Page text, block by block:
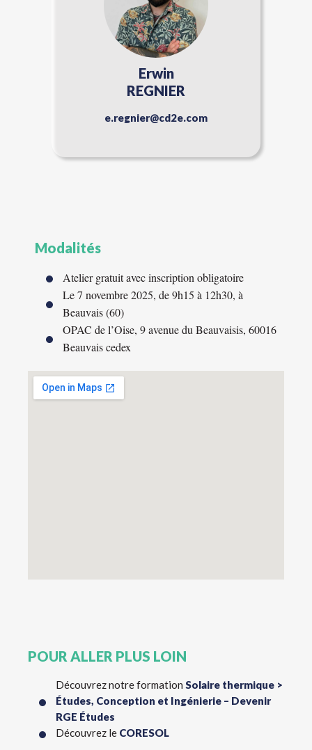
Erwin
REGNIER
e.regnier@cd2e.com
Modalités
Atelier gratuit avec inscription obligatoire
Le 7 novembre 2025, de 9h15 à 12h30, à
Beauvais (60)
OPAC de l’Oise, 9 avenue du Beauvaisis, 60016
Beauvais cedex
POUR ALLER PLUS LOIN
Découvrez notre formation Solaire thermique >
Études, Conception et Ingénierie – Devenir
RGE Études
Découvrez le CORESOL